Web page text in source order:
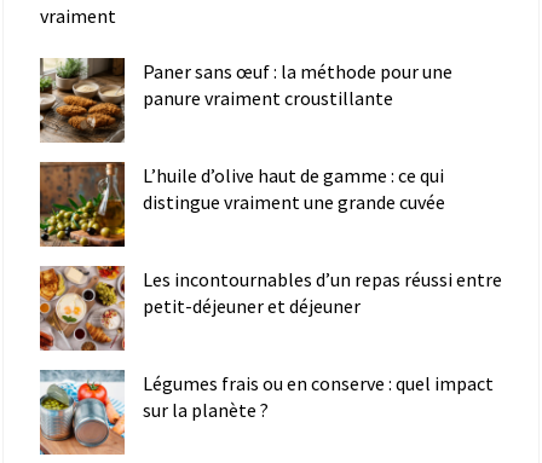
vraiment
Paner sans œuf : la méthode pour une
panure vraiment croustillante
L’huile d’olive haut de gamme : ce qui
distingue vraiment une grande cuvée
Les incontournables d’un repas réussi entre
petit-déjeuner et déjeuner
Légumes frais ou en conserve : quel impact
sur la planète ?